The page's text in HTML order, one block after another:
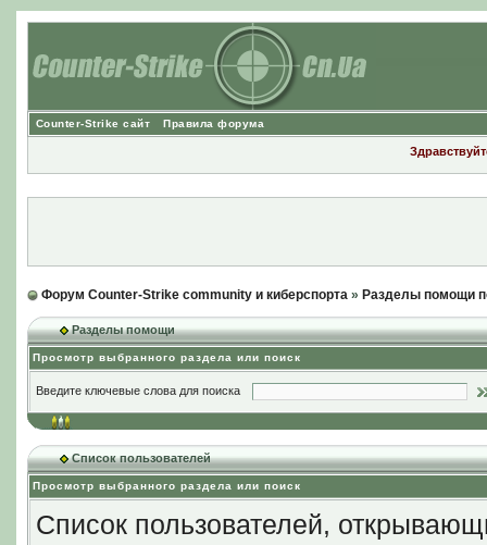
Counter-Strike сайт Правила форума
Форум Counter-Strike community и киберспорта» Разделы помощи
Разделы помощи
Просмотр выбранного раздела или поиск
Введите ключевые слова для поиска
Список пользователей
Просмотр выбранного раздела или поиск
Список пользователей,